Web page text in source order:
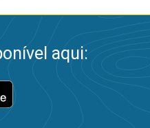
aqui: